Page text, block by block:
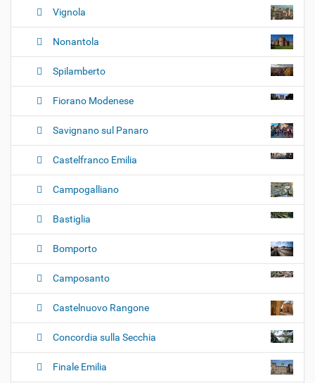
Vignola
Nonantola
Spilamberto
Fiorano Modenese
Savignano sul Panaro
Castelfranco Emilia
Campogalliano
Bastiglia
Bomporto
Camposanto
Castelnuovo Rangone
Concordia sulla Secchia
Finale Emilia